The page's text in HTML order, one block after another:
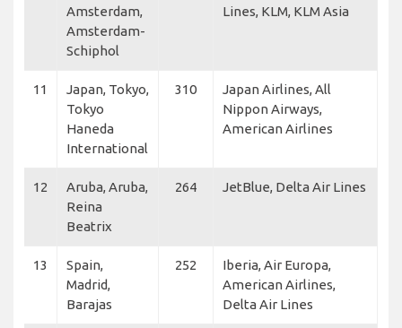
Amsterdam,
Amsterdam-
Schiphol
Lines, KLM, KLM Asia
11
Japan, Tokyo,
Tokyo
Haneda
International
310
Japan Airlines, All
Nippon Airways,
American Airlines
12
Aruba, Aruba,
Reina
Beatrix
264 JetBlue, Delta Air Lines
13
Spain,
Madrid,
Barajas
252
Iberia, Air Europa,
American Airlines,
Delta Air Lines